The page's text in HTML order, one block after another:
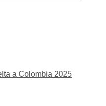
a Colombia 2025